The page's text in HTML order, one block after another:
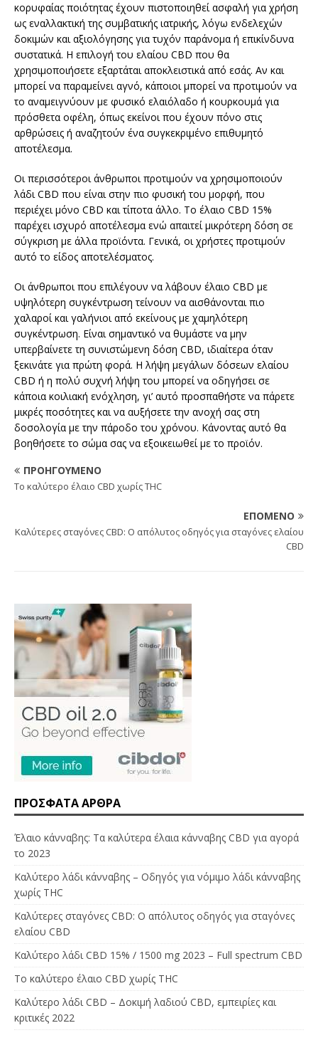
κορυφαίας ποιότητας έχουν πιστοποιηθεί ασφαλή για χρήση
ως εναλλακτική της συμβατικής ιατρικής, λόγω ενδελεχών
δοκιμών και αξιολόγησης για τυχόν παράνομα ή επικίνδυνα
συστατικά. Η επιλογή του ελαίου CBD που θα
χρησιμοποιήσετε εξαρτάται αποκλειστικά από εσάς. Αν και
μπορεί να παραμείνει αγνό, κάποιοι μπορεί να προτιμούν να
το αναμειγνύουν με φυσικό ελαιόλαδο ή κουρκουμά για
πρόσθετα οφέλη, όπως εκείνοι που έχουν πόνο στις
αρθρώσεις ή αναζητούν ένα συγκεκριμένο επιθυμητό
αποτέλεσμα.
Οι περισσότεροι άνθρωποι προτιμούν να χρησιμοποιούν
λάδι CBD που είναι στην πιο φυσική του μορφή, που
περιέχει μόνο CBD και τίποτα άλλο. Το έλαιο CBD 15%
παρέχει ισχυρό αποτέλεσμα ενώ απαιτεί μικρότερη δόση σε
σύγκριση με άλλα προϊόντα. Γενικά, οι χρήστες προτιμούν
αυτό το είδος αποτελέσματος.
Οι άνθρωποι που επιλέγουν να λάβουν έλαιο CBD με
υψηλότερη συγκέντρωση τείνουν να αισθάνονται πιο
χαλαροί και γαλήνιοι από εκείνους με χαμηλότερη
συγκέντρωση. Είναι σημαντικό να θυμάστε να μην
υπερβαίνετε τη συνιστώμενη δόση CBD, ιδιαίτερα όταν
ξεκινάτε για πρώτη φορά. Η λήψη μεγάλων δόσεων ελαίου
CBD ή η πολύ συχνή λήψη του μπορεί να οδηγήσει σε
κάποια κοιλιακή ενόχληση, γι’ αυτό προσπαθήστε να πάρετε
μικρές ποσότητες και να αυξήσετε την ανοχή σας στη
δοσολογία με την πάροδο του χρόνου. Κάνοντας αυτό θα
βοηθήσετε το σώμα σας να εξοικειωθεί με το προϊόν.
ΠΡΟΗΓΟΎΜΕΝΟ
Το καλύτερο έλαιο CBD χωρίς THC
ΕΠΌΜΕΝΟ
Καλύτερες σταγόνες CBD: Ο απόλυτος οδηγός για σταγόνες ελαίου
CBD
ΠΡΌΣΦΑΤΑ ΆΡΘΡΑ
Έλαιο κάνναβης: Τα καλύτερα έλαια κάνναβης CBD για αγορά
το 2023
Καλύτερο λάδι κάνναβης – Οδηγός για νόμιμο λάδι κάνναβης
χωρίς THC
Καλύτερες σταγόνες CBD: Ο απόλυτος οδηγός για σταγόνες
ελαίου CBD
Καλύτερο λάδι CBD 15% / 1500 mg 2023 – Full spectrum CBD
Το καλύτερο έλαιο CBD χωρίς THC
Καλύτερο λάδι CBD – Δοκιμή λαδιού CBD, εμπειρίες και
κριτικές 2022